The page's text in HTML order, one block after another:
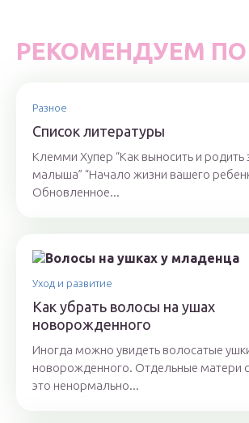
РЕКОМЕНДУЕМ
Разное
Список литературы
Клемми Хупер “Как выносить и родить
малыша” “Начало жизни вашего
Обновленное...
Уход и развитие
Как убрать волосы на ушах
новорожденного
Иногда можно увидеть волосатые
новорожденного. Отдельные матери
это ненормально...